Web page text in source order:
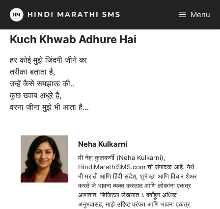
Skip
content
Menu
Kuch Khwab Adhure Hai
हर कोई मुझे जिंदगी जीने का
तरीका बताता है,
उन्हें कैसे समझाऊ की..
कुछ ख्वाब अधूरे है,
वरना जीना मुझे भी आता है…
Neha Kulkarni
मी नेहा कुलकर्णी (Neha Kulkarni),
HindiMarathiSMS.com ची संपादक आहे. येथे
मी मराठी आणि हिंदी संदेश, शुभेच्छा आणि विचार शेअर
करते जे भावना व्यक्त करतात आणि लोकांना एकत्र
आणतात. डिजिटल लेखनात ८ वर्षांहून अधिक
अनुभवासह, माझे उद्दिष्ट परंपरा आणि भावना एकत्र